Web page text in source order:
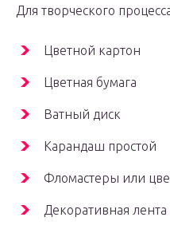
Для творческого
Цветной картон
Цветная бумага
Ватный диск
Карандаш простой
Фломастеры или
Декоративная лента